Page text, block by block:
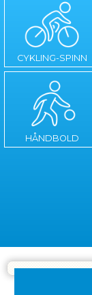
CYKLING-SPINN
HÅNDBOLD